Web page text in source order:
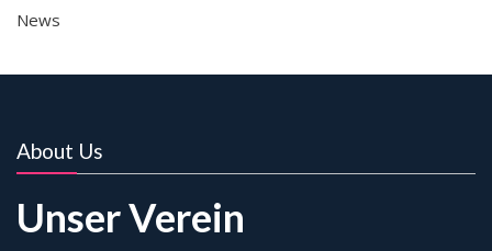
News
About Us
Unser Verein